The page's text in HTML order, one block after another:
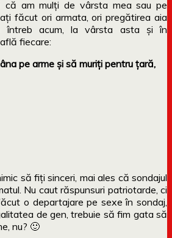
că am mulți de vârsta mea sau pe
făcut ori armata, ori pregătirea aia
întreb acum, la vârsta asta și în
fiecare:
pe arme și să muriți pentru țară,
să fiți sinceri, mai ales că sondajul
Nu caut răspunsuri patriotarde, ci
o departajare pe sexe în sondaj,
de gen, trebuie să fim gata să
nu? 🙂